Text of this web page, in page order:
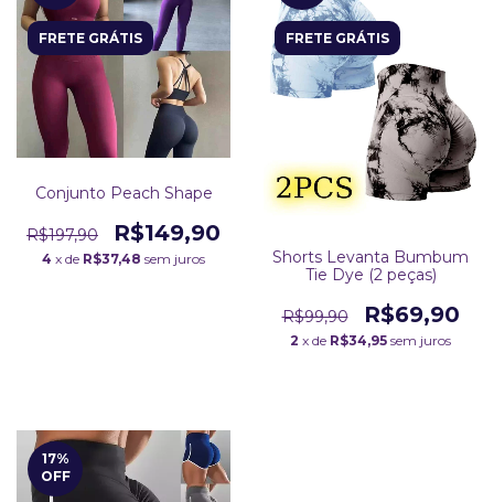
FRETE GRÁTIS
Conjunto Peach Shape
R$197,90 R$149,90
4 x de R$37,48 sem juros
FRETE GRÁTIS
Shorts Levanta Bumbum
Tie Dye (2 peças)
R$99,90 R$69,90
2 x de R$34,95 sem juros
17%
OFF